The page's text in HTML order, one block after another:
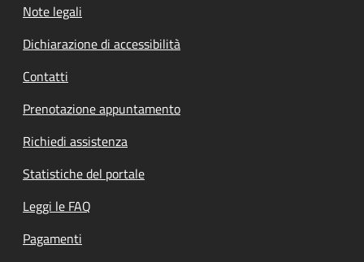
Note legali
Dichiarazione di accessibilità
Contatti
Prenotazione appuntamento
Richiedi assistenza
Statistiche del portale
Leggi le FAQ
Pagamenti